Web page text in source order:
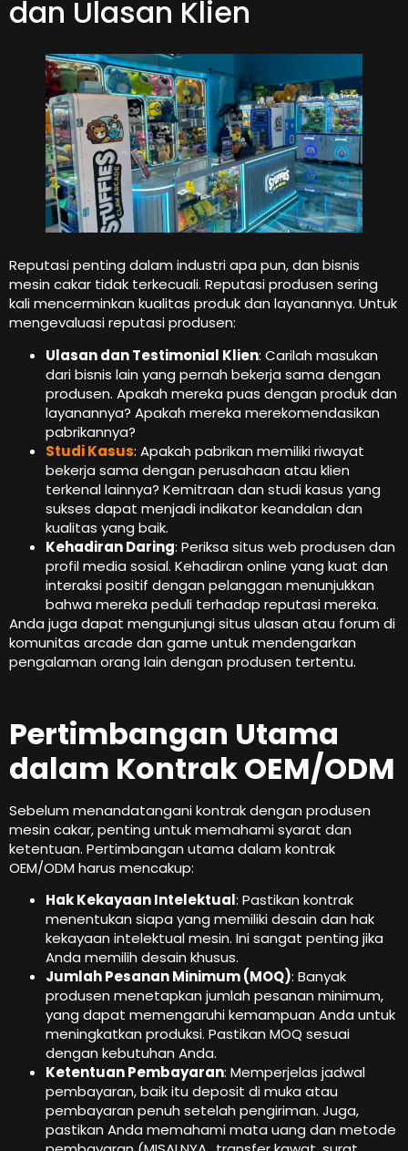
dan Ulasan Klien
Reputasi penting dalam industri apa pun, dan bisnis
mesin cakar tidak terkecuali. Reputasi produsen sering
kali mencerminkan kualitas produk dan layanannya. Untuk
mengevaluasi reputasi produsen:
Ulasan dan Testimonial Klien: Carilah masukan
dari bisnis lain yang pernah bekerja sama dengan
produsen. Apakah mereka puas dengan produk dan
layanannya? Apakah mereka merekomendasikan
pabrikannya?
Studi Kasus: Apakah pabrikan memiliki riwayat
bekerja sama dengan perusahaan atau klien
terkenal lainnya? Kemitraan dan studi kasus yang
sukses dapat menjadi indikator keandalan dan
kualitas yang baik.
Kehadiran Daring: Periksa situs web produsen dan
profil media sosial. Kehadiran online yang kuat dan
interaksi positif dengan pelanggan menunjukkan
bahwa mereka peduli terhadap reputasi mereka.
Anda juga dapat mengunjungi situs ulasan atau forum di
komunitas arcade dan game untuk mendengarkan
pengalaman orang lain dengan produsen tertentu.
Pertimbangan Utama
dalam Kontrak OEM/ODM
Sebelum menandatangani kontrak dengan produsen
mesin cakar, penting untuk memahami syarat dan
ketentuan. Pertimbangan utama dalam kontrak
OEM/ODM harus mencakup:
Hak Kekayaan Intelektual: Pastikan kontrak
menentukan siapa yang memiliki desain dan hak
kekayaan intelektual mesin. Ini sangat penting jika
Anda memilih desain khusus.
Jumlah Pesanan Minimum (MOQ): Banyak
produsen menetapkan jumlah pesanan minimum,
yang dapat memengaruhi kemampuan Anda untuk
meningkatkan produksi. Pastikan MOQ sesuai
dengan kebutuhan Anda.
Ketentuan Pembayaran: Memperjelas jadwal
pembayaran, baik itu deposit di muka atau
pembayaran penuh setelah pengiriman. Juga,
pastikan Anda memahami mata uang dan metode